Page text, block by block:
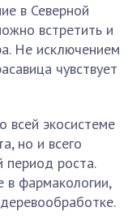
в Северной
встретить и
Не исключением
чувствует
всей экосистеме
но и всего
период роста.
в фармакологии,